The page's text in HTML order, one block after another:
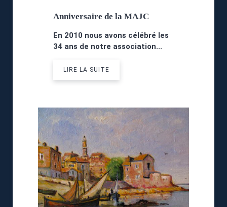
Anniversaire de la MAJC
En 2010 nous avons célébré les
34 ans de notre association...
LIRE LA SUITE